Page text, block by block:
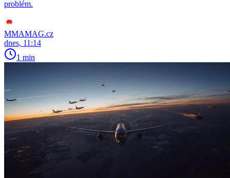
problém.
MMAMAG.cz
dnes, 11:14
1 min